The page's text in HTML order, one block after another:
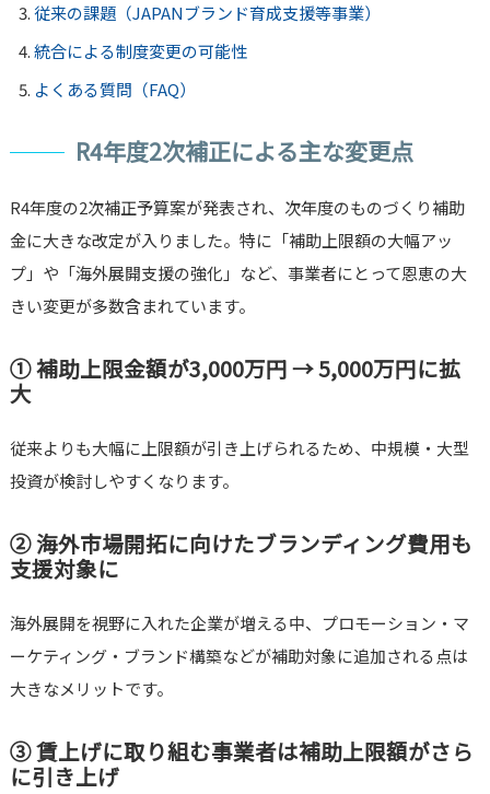
従来の課題（JAPANブランド育成支援等事業）
統合による制度変更の可能性
よくある質問（FAQ）
R4年度2次補正による主な変更点
R4年度の2次補正予算案が発表され、次年度のものづくり補助
金に大きな改定が入りました。特に「補助上限額の大幅アッ
プ」や「海外展開支援の強化」など、事業者にとって恩恵の大
きい変更が多数含まれています。
① 補助上限金額が3,000万円 → 5,000万円に拡
大
従来よりも大幅に上限額が引き上げられるため、中規模・大型
投資が検討しやすくなります。
② 海外市場開拓に向けたブランディング費用も
支援対象に
海外展開を視野に入れた企業が増える中、プロモーション・マ
ーケティング・ブランド構築などが補助対象に追加される点は
大きなメリットです。
③ 賃上げに取り組む事業者は補助上限額がさら
に引き上げ